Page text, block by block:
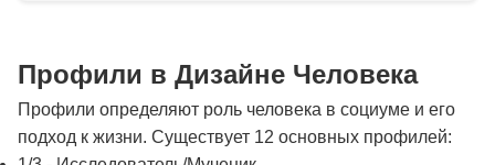
Профили в Дизайне Человека
Профили определяют роль человека в социуме и его
подход к жизни. Существует 12 основных профилей: